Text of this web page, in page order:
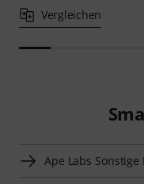
Vergleichen
Ape Labs